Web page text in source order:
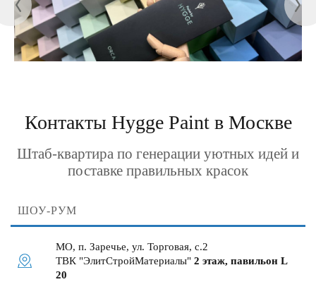
Контакты Hygge Paint в Москве
Штаб-квартира по генерации уютных идей и
поставке правильных красок
ШОУ-РУМ
МО, п. Заречье, ул. Торговая, с.2
ТВК "ЭлитСтройМатериалы" 2 этаж, павильон L
20